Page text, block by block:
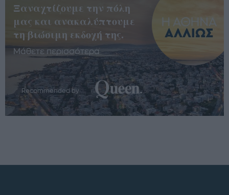
Ξαναχτίζουμε την πόλη
μας και ανακαλύπτουμε
τη βιώσιμη εκδοχή της.
Μάθετε περισσότερα
Recommended by